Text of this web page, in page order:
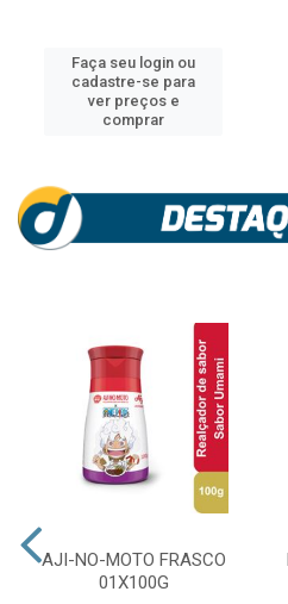
Faça seu login ou
cadastre-se para
ver preços e
comprar
AJI-NO-MOTO FRASCO
01X100G